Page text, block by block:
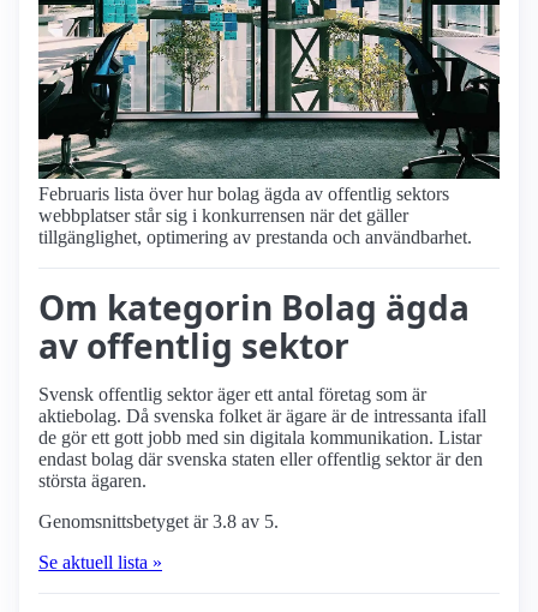
Februaris lista över hur bolag ägda av offentlig sektors
webbplatser står sig i konkurrensen när det gäller
tillgänglighet, optimering av prestanda och användbarhet.
Om kategorin Bolag ägda
av offentlig sektor
Svensk offentlig sektor äger ett antal företag som är
aktiebolag. Då svenska folket är ägare är de intressanta ifall
de gör ett gott jobb med sin digitala kommunikation. Listar
endast bolag där svenska staten eller offentlig sektor är den
största ägaren.
Genomsnittsbetyget är 3.8 av 5.
Se aktuell lista »